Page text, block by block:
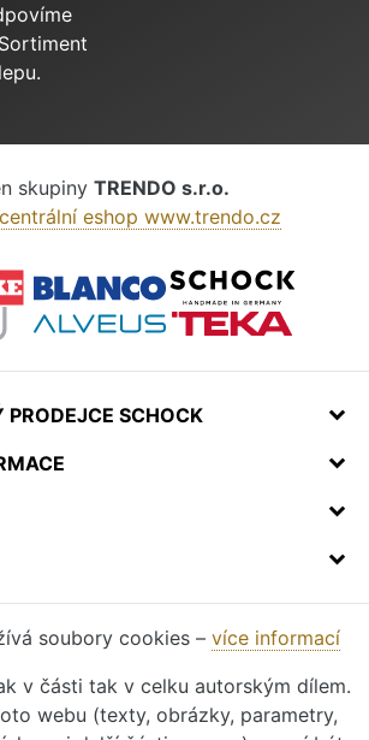
skupiny TRENDO s.r.o.
eshop www.trendo.cz
PRODEJCE SCHOCK
soubory cookies – více informací
v části tak v celku autorským dílem.
webu (texty, obrázky, parametry,